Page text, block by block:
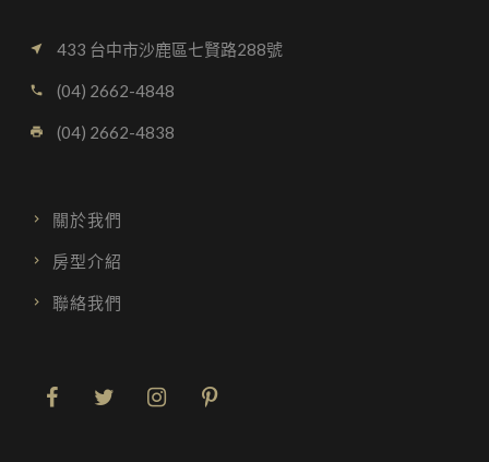
near_me 433 台中市沙鹿區七賢路288號
call (04) 2662-4848
local_printshop (04) 2662-4838
關於我們
房型介紹
聯絡我們